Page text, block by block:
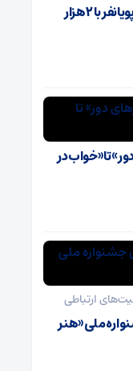
همخوانی سرود «خورشید نمی‌سوزد» پویانفر با ۲ هزار
تا «خواب در
ارتباطی
ملی «هنر